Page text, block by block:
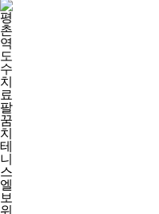
하루동안 보지 않기
클릭하면 오늘하루 OFF
“비수술 통증 치료에 진
한 자리에서 진료해